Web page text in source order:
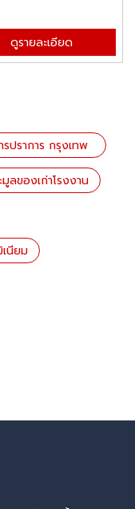
ดูรายละเอียด
ปราการ กรุงเทพ
มูลของเก่าโรงงาน
นียม